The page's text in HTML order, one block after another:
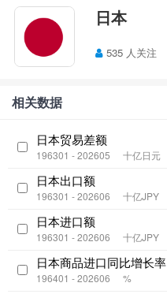
日本
535 人关注
相关数据
日本贸易差额
196301 - 202605 十亿日元
日本出口额
196301 - 202606 十亿JPY
日本进口额
196301 - 202606 十亿JPY
日本商品进口同比增长率
196401 - 202606 %